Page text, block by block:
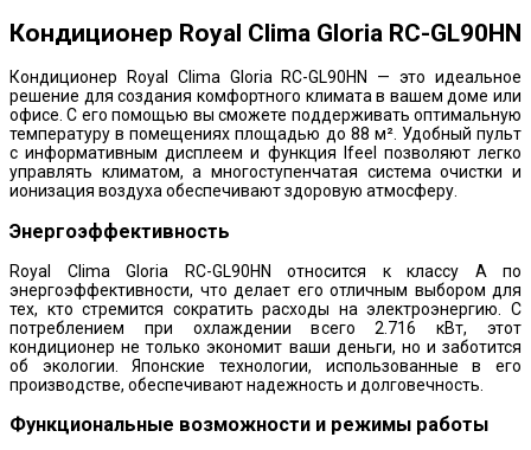
Кондиционер Royal Clima Gloria RC-GL90HN
Кондиционер Royal Clima Gloria RC-GL90HN — это идеальное
решение для создания комфортного климата в вашем доме или
офисе. С его помощью вы сможете поддерживать оптимальную
температуру в помещениях площадью до 88 м². Удобный пульт
с информативным дисплеем и функция Ifeel позволяют легко
управлять климатом, а многоступенчатая система очистки и
ионизация воздуха обеспечивают здоровую атмосферу.
Энергоэффективность
Royal Clima Gloria RC-GL90HN относится к классу А по
энергоэффективности, что делает его отличным выбором для
тех, кто стремится сократить расходы на электроэнергию. С
потреблением при охлаждении всего 2.716 кВт, этот
кондиционер не только экономит ваши деньги, но и заботится
об экологии. Японские технологии, использованные в его
производстве, обеспечивают надежность и долговечность.
Функциональные возможности и режимы работы